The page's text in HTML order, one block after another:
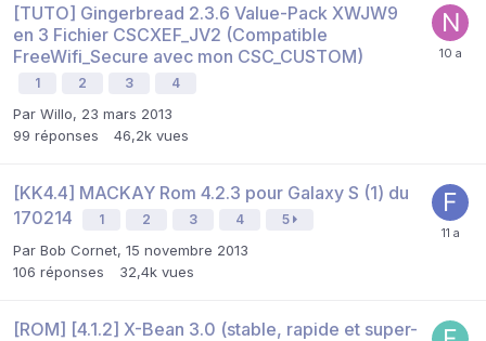
[TUTO] Gingerbread 2.3.6 Value-Pack XWJW9
en 3 Fichier CSCXEF_JV2 (Compatible
FreeWifi_Secure avec mon CSC_CUSTOM)
1 2 3 4
Par Willo, 23 mars 2013
99 réponses 46,2k vues
[KK4.4] MACKAY Rom 4.2.3 pour Galaxy S (1) du
170214
1 2 3 4 5
Par Bob Cornet, 15 novembre 2013
106 réponses 32,4k vues
[ROM] [4.1.2] X-Bean 3.0 (stable, rapide et super-